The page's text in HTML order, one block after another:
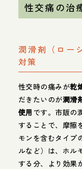
性交痛の治
潤滑剤（ロー
対策
性交時の痛みが乾
だきたいのが潤滑
使用 です。市販の
することで、摩擦
モンを含むタイプ
ルなど）は、ホル
する分、より効果